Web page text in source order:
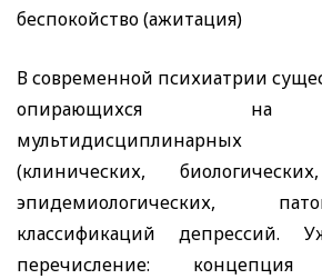
беспокойство (ажитация)
В современной психиатрии
опирающихся на
мультидисциплинарных
(клинических,
эпидемиологических,
классификаций депрессий.
перечисление: концепция